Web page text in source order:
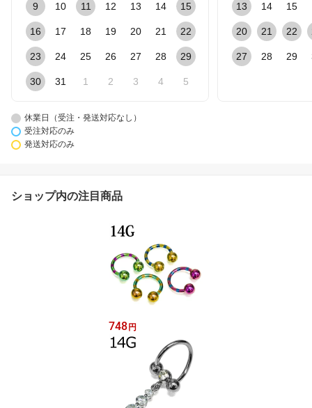
9 10 11 12 13 14 15
16 17 18 19 20 21 22
23 24 25 26 27 28 29
30 31 1 2 3 4 5
13 14 15
20 21 22
27 28 29
休業日（受注・発送対応なし）
受注対応のみ
発送対応のみ
ショップ内の注目商品
748円